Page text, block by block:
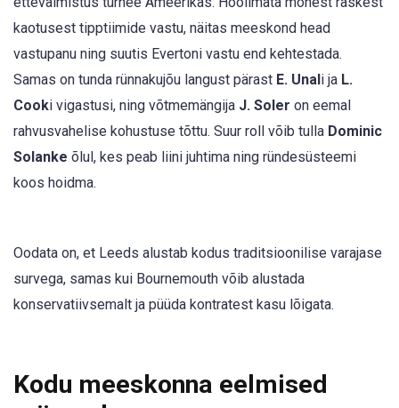
kaotusest tipptiimide vastu, näitas meeskond head
vastupanu ning suutis Evertoni vastu end kehtestada.
Samas on tunda rünnakujõu langust pärast E. Unal i ja L.
Cooki vigastusi, ning võtmemängija J. Soler on eemal
rahvusvahelise kohustuse tõttu. Suur roll võib tulla Dominic
Solanke õlul, kes peab liini juhtima ning ründesüsteemi
koos hoidma.
Oodata on, et Leeds alustab kodus traditsioonilise varajase
survega, samas kui Bournemouth võib alustada
konservatiivsemalt ja püüda kontratest kasu lõigata.
Kodu meeskonna eelmised